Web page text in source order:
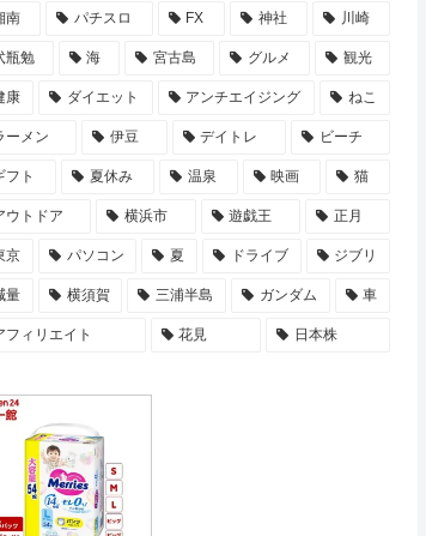
南 パチスロ FX 神社 川崎
瓶勉 海 宮古島 グルメ 観光
康 ダイエット アンチエイジング ねこ
ーメン 伊豆 デイトレ ビーチ
フト 夏休み 温泉 映画 猫
ウトドア 横浜市 遊戯王 正月
京 パソコン 夏 ドライブ ジブリ
量 横須賀 三浦半島 ガンダム 車
フィリエイト 花見 日本株